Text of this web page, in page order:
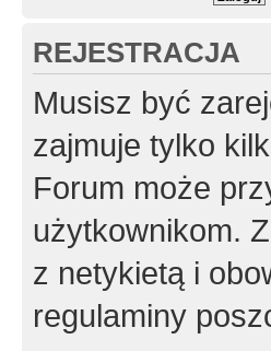
REJESTRACJA
Musisz być
zajmuje tylko
Forum może
użytkownikom.
z netykietą i
regulaminy